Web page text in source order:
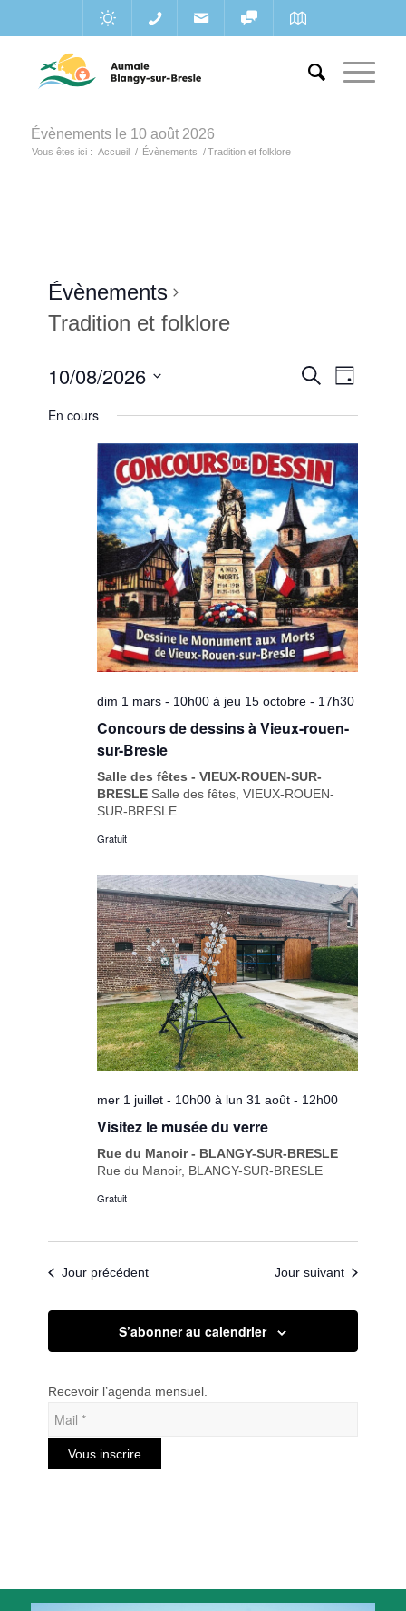
Évènements le 10 août 2026
Vous êtes ici : Accueil / Évènements / Tradition et folklore
Évènements
Tradition et folklore
de
vues
Recherche
de
vues
Jour
10/08/2026
une
En cours
dim 1 mars - 10h00 à jeu 15 octobre - 17h30
Concours de dessins à Vieux-rouen-
sur-Bresle
Salle des fêtes - VIEUX-ROUEN-SUR-
BRESLE Salle des fêtes, VIEUX-ROUEN-
SUR-BRESLE
Gratuit
mer 1 juillet - 10h00 à lun 31 août - 12h00
Visitez le musée du verre
Rue du Manoir - BLANGY-SUR-BRESLE
Rue du Manoir, BLANGY-SUR-BRESLE
Gratuit
Jour précédent Jour suivant
S’abonner au calendrier
Recevoir l’agenda mensuel.